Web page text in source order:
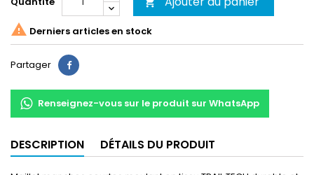
 Derniers articles en stock
Partager Partager
Renseignez-vous sur le produit sur WhatsApp
DESCRIPTION DÉTAILS DU PRODUIT